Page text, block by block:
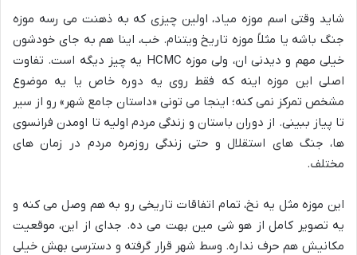
شاید وقتی اسم موزه میاد، اولین چیزی که به ذهنت می رسه موزه
جنگ باشه یا مثلاً موزه تاریخ ویتنام. خب، اینا هم به جای خودشون
خیلی مهم و دیدنی ان، ولی موزه HCMC یه چیز دیگه است. تفاوت
اصلی این موزه اینه که فقط روی یه دوره خاص یا یه موضوع
مشخص تمرکز نمی کنه؛ اینجا می تونی «داستان جامع شهر» رو از سیر
تا پیاز ببینی. از دوران باستان و زندگی مردم اولیه تا اومدن فرانسوی
ها، جنگ های استقلال و حتی زندگی روزمره مردم در زمان های
مختلف.
این موزه مثل یه نخ، تمام اتفاقات تاریخی رو به هم وصل می کنه و
یه تصویر کامل از هو شی مین بهت می ده. جدای از این، موقعیت
مکانیش هم حرف نداره. وسط شهر قرار گرفته و دسترسی بهش خیلی